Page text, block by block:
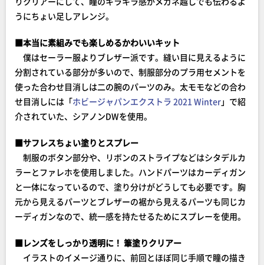
うにちょい足しアレンジ。
■本当に素組みでも楽しめるかわいいキット
僕はセーラー服よりブレザー派です。縫い目に見えるように
分割されている部分が多いので、制服部分のプラ用セメントを
使った合わせ目消しは二の腕のパーツのみ。太モモなどの合わ
せ目消しには「ホビージャパンエクストラ 2021 Winter」で紹
介されていた、シアノンDWを使用。
■サフレスちょい塗りとスプレー
制服のボタン部分や、リボンのストライプなどはシタデルカ
ラーとファレホを使用しました。ハンドパーツはカーディガン
と一体になっているので、塗り分けがどうしても必要です。胸
元から見えるパーツとブレザーの裾から見えるパーツも同じカ
ーディガンなので、統一感を持たせるためにスプレーを使用。
■レンズをしっかり透明に！ 筆塗りクリアー
イラストのイメージ通りに、前回とほぼ同じ手順で瞳の描き